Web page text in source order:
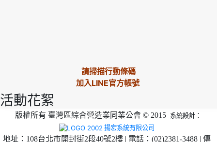
請掃描行動條碼
加入LINE官方帳號
活動花絮
版權所有 臺灣區綜合營造業同業公會 © 2015 系統設計：
揚宏系統有限公司
地址：108台北市開封街2段40號2樓 | 電話：(02)2381-3488 | 傳